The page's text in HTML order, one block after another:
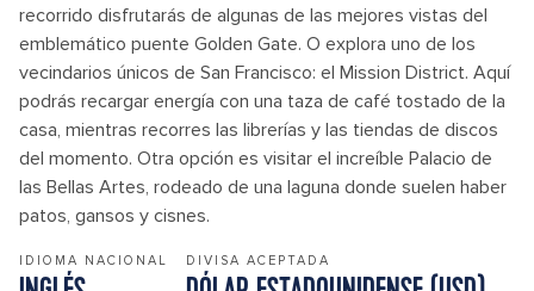
recorrido disfrutarás de algunas de las mejores vistas del
emblemático puente Golden Gate. O explora uno de los
vecindarios únicos de San Francisco: el Mission District. Aquí
podrás recargar energía con una taza de café tostado de la
casa, mientras recorres las librerías y las tiendas de discos
del momento. Otra opción es visitar el increíble Palacio de
las Bellas Artes, rodeado de una laguna donde suelen haber
patos, gansos y cisnes.
IDIOMA NACIONAL DIVISA ACEPTADA